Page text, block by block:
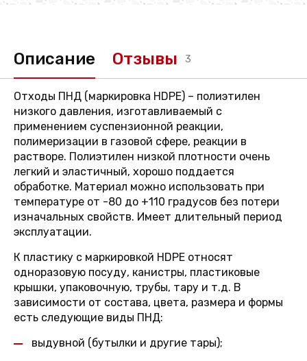
Описание Отзывы 3
Отходы ПНД (маркировка HDPE) – полиэтилен
низкого давления, изготавливаемый с
применением суспензионной реакции,
полимеризации в газовой сфере, реакции в
растворе. Полиэтилен низкой плотности очень
легкий и эластичный, хорошо поддается
обработке. Материал можно использовать при
температуре от -80 до +110 градусов без потери
изначальных свойств. Имеет длительный период
эксплуатации.
К пластику с маркировкой HDPE относят
одноразовую посуду, канистры, пластиковые
крышки, упаковочную, трубы, тару и т.д. В
зависимости от состава, цвета, размера и формы
есть следующие виды ПНД:
выдувной (бутылки и другие тары);